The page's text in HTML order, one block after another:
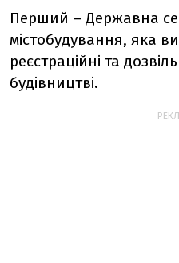
Перший – Державна
містобудування, яка
реєстраційні та
будівництві.